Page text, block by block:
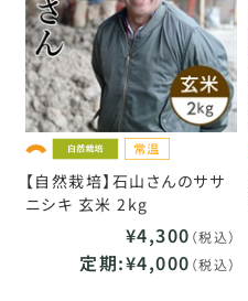
【自然栽培】石山さんのササ
ニシキ 玄米 2kg
¥4,300 （税込）
定期:¥4,000 （税込）